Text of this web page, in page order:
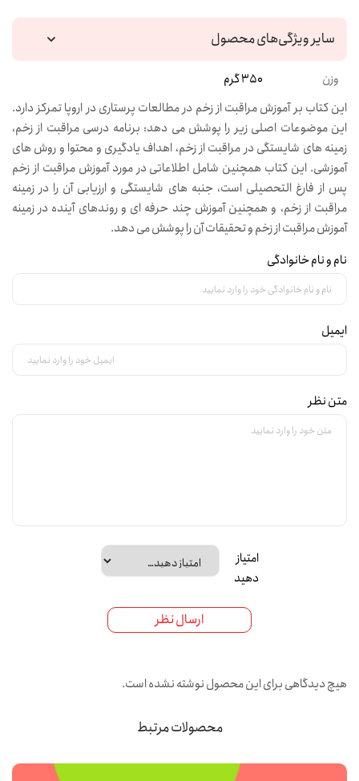
سایر ویژگی‌های محصول
وزن
350 گرم
این کتاب بر آموزش مراقبت از زخم در مطالعات پرستاری در اروپا تمرکز دارد.
این موضوعات اصلی زیر را پوشش می دهد: برنامه درسی مراقبت از زخم،
زمینه های شایستگی در مراقبت از زخم، اهداف یادگیری و محتوا و روش های
آموزشی. این کتاب همچنین شامل اطلاعاتی در مورد آموزش مراقبت از زخم
پس از فارغ التحصیلی است، جنبه های شایستگی و ارزیابی آن را در زمینه
مراقبت از زخم، و همچنین آموزش چند حرفه ای و روندهای آینده در زمینه
آموزش مراقبت از زخم و تحقیقات آن را پوشش می دهد.
نام و نام خانوادگی
ایمیل
متن نظر
امتیاز
دهید
ارسال نظر
هیچ دیدگاهی برای این محصول نوشته نشده است.
محصولات مرتبط